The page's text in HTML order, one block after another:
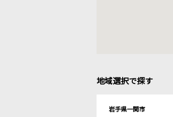
地域選択で探す
岩手県一関市